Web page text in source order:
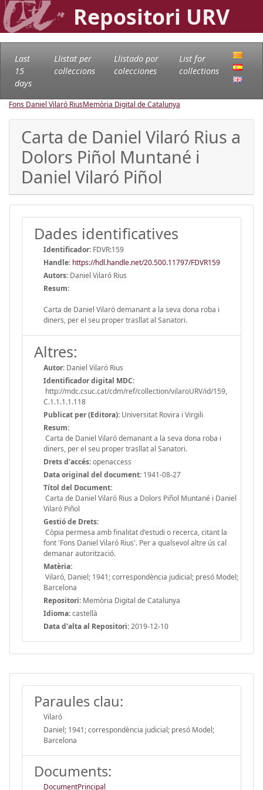
Repositori URV
Last
15
days
Llistat per
col·leccions
Llistado por
colecciones
List for
collections
Fons Daniel Vilaró RiusMemòria Digital de Catalunya
Carta de Daniel Vilaró Rius a
Dolors Piñol Muntané i
Daniel Vilaró Piñol
Dades identificatives
Identificador: FDVR:159
Handle: https://hdl.handle.net/20.500.11797/FDVR159
Autors: Daniel Vilaró Rius
Resum:
Carta de Daniel Vilaró demanant a la seva dona roba i
diners, per el seu proper trasllat al Sanatori.
Altres:
Autor: Daniel Vilaró Rius
Identificador digital MDC:
http://mdc.csuc.cat/cdm/ref/collection/vilaroURV/id/159,
C.1.1.1.1.118
Publicat per (Editora): Universitat Rovira i Virgili
Resum:
Carta de Daniel Vilaró demanant a la seva dona roba i
diners, per el seu proper trasllat al Sanatori.
Drets d'accés:openaccess
Data original del document: 1941-08-27
Títol del Document:
Carta de Daniel Vilaró Rius a Dolors Piñol Muntané i Daniel
Vilaró Piñol
Gestió de Drets:
Còpia permesa amb finalitat d'estudi o recerca, citant la
font 'Fons Daniel Vilaró Rius'. Per a qualsevol altre ús cal
demanar autorització.
Matèria:
Vilaró, Daniel; 1941; correspondència judicial; presó Model;
Barcelona
Repositori: Memòria Digital de Catalunya
Idioma:castellà
Data d'alta al Repositori:2019-12-10
Paraules clau:
Vilaró
Daniel; 1941; correspondència judicial; presó Model;
Barcelona
Documents:
DocumentPrincipal